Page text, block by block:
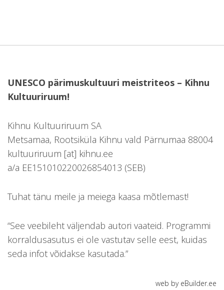
UNESCO pärimuskultuuri meistriteos – Kihnu
Kultuuriruum!
Kihnu Kultuuriruum SA
Metsamaa, Rootsiküla Kihnu vald Pärnumaa 88004
kultuuriruum [at] kihnu.ee
a/a EE151010220026854013 (SEB)
Tuhat tänu meile ja meiega kaasa mõtlemast!
“See veebileht väljendab autori vaateid. Programmi
korraldusasutus ei ole vastutav selle eest, kuidas
seda infot võidakse kasutada.”
web by eBuilder.ee